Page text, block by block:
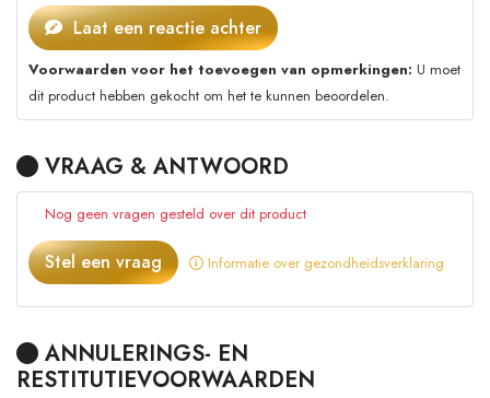
Laat een reactie achter
Voorwaarden voor het toevoegen van opmerkingen: U moet
dit product hebben gekocht om het te kunnen beoordelen.
VRAAG & ANTWOORD
Nog geen vragen gesteld over dit product
Stel een vraag Informatie over gezondheidsverklaring
ANNULERINGS- EN
RESTITUTIEVOORWAARDEN